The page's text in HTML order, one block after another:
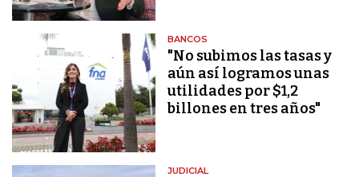
BANCOS
"No subimos las tasas y
aún así logramos unas
utilidades por $1,2
billones en tres años"
JUDICIAL